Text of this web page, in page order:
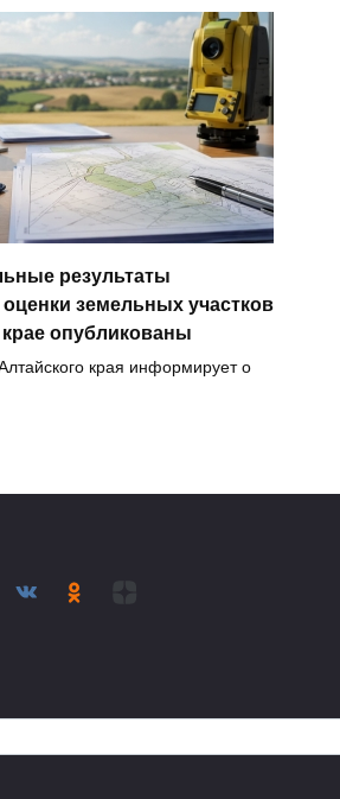
результаты
земельных участков
опубликованы
края информирует о